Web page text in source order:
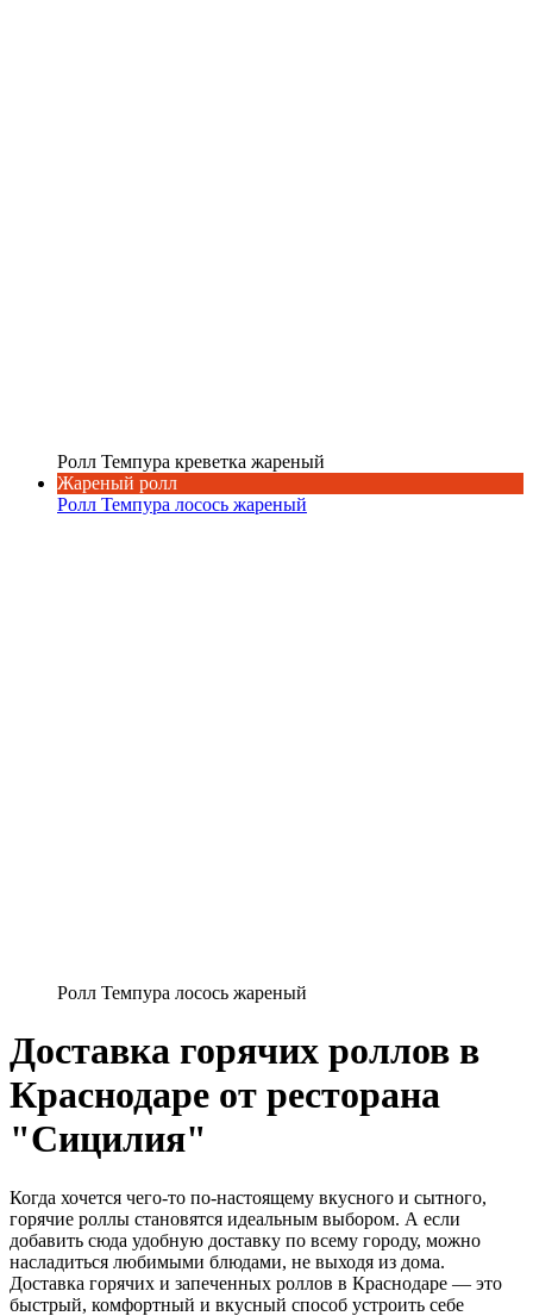
Ролл Темпура креветка жареный
Жареный ролл
Ролл Темпура лосось жареный
Ролл Темпура лосось жареный
Доставка горячих роллов в
Краснодаре от ресторана
"Сицилия"
Когда хочется чего-то по-настоящему вкусного и сытного,
горячие роллы становятся идеальным выбором. А если
добавить сюда удобную доставку по всему городу, можно
насладиться любимыми блюдами, не выходя из дома.
Доставка горячих и запеченных роллов в Краснодаре — это
быстрый, комфортный и вкусный способ устроить себе